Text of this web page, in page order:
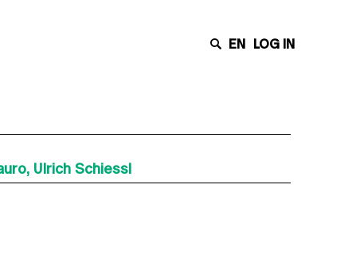
EN LOG IN
Ulrich Schiessl